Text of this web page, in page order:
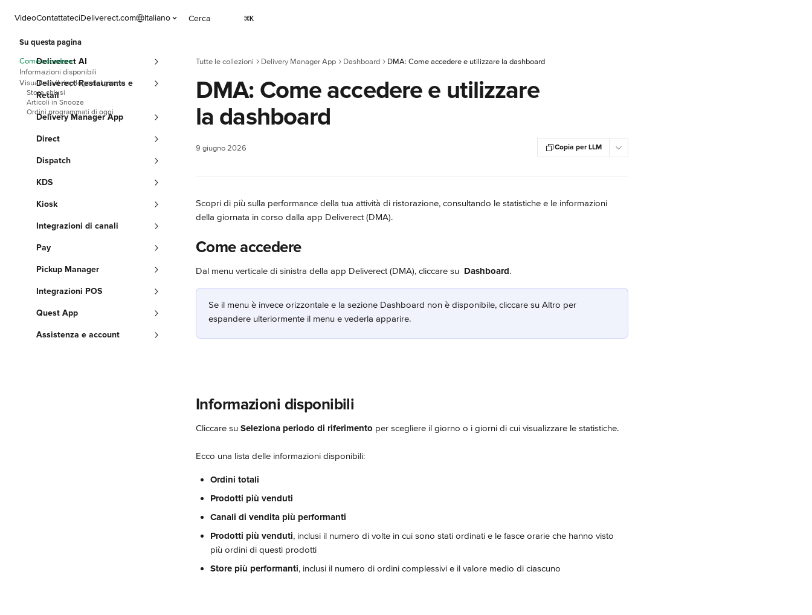
VideoContattateciDeliverect.com Italiano Cerca ⌘K
Deliverect AI
Deliverect Restaurants e
Retail
Delivery Manager App
Direct
Dispatch
KDS
Kiosk
Integrazioni di canali
Pay
Pickup Manager
Integrazioni POS
Quest App
Assistenza e account
Tutte le collezioni Delivery Manager App Dashboard DMA: Come accedere e utilizzare la dashboard
DMA: Come accedere e utilizzare
la dashboard
9 giugno 2026 Copia per LLM
Scopri di più sulla performance della tua attività di ristorazione, consultando le statistiche e le informazioni
della giornata in corso dalla app Deliverect (DMA).
Come accedere
Dal menu verticale di sinistra della app Deliverect (DMA), cliccare su Dashboard.
Se il menu è invece orizzontale e la sezione Dashboard non è disponibile, cliccare su Altro per
espandere ulteriormente il menu e vederla apparire.
Informazioni disponibili
Cliccare su Seleziona periodo di riferimento per scegliere il giorno o i giorni di cui visualizzare le statistiche.
Ecco una lista delle informazioni disponibili:
Ordini totali
Prodotti più venduti
Canali di vendita più performanti
Prodotti più venduti, inclusi il numero di volte in cui sono stati ordinati e le fasce orarie che hanno visto
più ordini di questi prodotti
Store più performanti, inclusi il numero di ordini complessivi e il valore medio di ciascuno
Su questa pagina
Come accedere
Informazioni disponibili
Visualizza il riepilogo del giorno
Store chiusi
Articoli in Snooze
Ordini programmati di oggi